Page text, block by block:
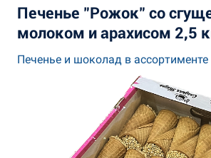
Печенье "Рожок" со
молоком и арахисом 2,5
Печенье и шоколад в ассортименте